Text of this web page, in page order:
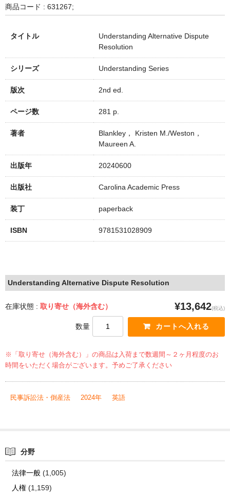
商品コード : 631267;
タイトル
Understanding Alternative Dispute
Resolution
シリーズ Understanding Series
版次 2nd ed.
ページ数 281 p.
著者
Blankley， Kristen M./Weston，
Maureen A.
出版年 20240600
出版社 Carolina Academic Press
装丁 paperback
ISBN 9781531028909
Understanding Alternative Dispute Resolution
在庫状態 : 取り寄せ（海外含む） ¥13,642(税込)
数量
※「取り寄せ（海外含む）」の商品は入荷まで数週間～２ヶ月程度のお
時間をいただく場合がございます。予めご了承ください
民事訴訟法・倒産法 2024年 英語
分野
法律一般(1,005)
人権(1,159)